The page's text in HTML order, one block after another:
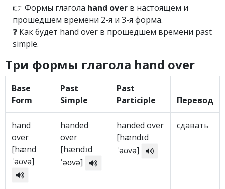
👉 Формы глагола hand over в настоящем и
прошедшем времени 2-я и 3-я форма.
❓ Как будет hand over в прошедшем времени past
simple.
Три формы глагола hand over
Base
Form
Past
Simple
Past
Participle
Перевод
hand
over
[hænd
ˈəʊvə]
handed
over
[hændɪd
ˈəʊvə]
handed over
[hændɪd
ˈəʊvə]
сдавать